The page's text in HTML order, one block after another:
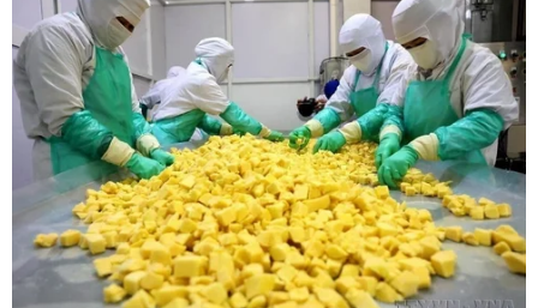
Giải thưởng Hội Nhà văn Việt Nam năm 2023:
Văn xuôi ‘áp đảo’ thơ
Những điểm đặc biệt trong 20 đề cử Gương
mặt trẻ Việt Nam tiêu biểu năm 2023
Phim Việt “tung hoành” bảng
xếp hạng doanh thu khủng năm 2023
Nhật Bản: Thặng dư tài khoản vãng lai tăng
gấp đôi trong năm 2023